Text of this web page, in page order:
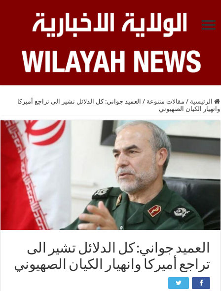
الرئيسية / مقالات متنوعة / العميد جواني: كل الدلائل تشير الى تراجع أميركا
وانهيار الكيان الصهيوني
العميد جواني: كل الدلائل تشير الى
تراجع أميركا وانهيار الكيان الصهيوني